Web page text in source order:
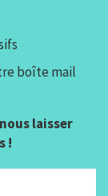
boîte mail
laisser
!